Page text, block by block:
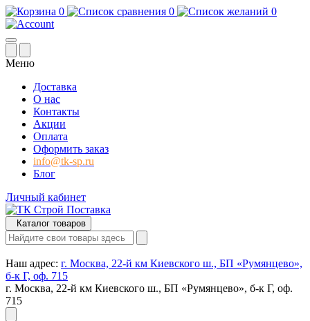
0 0 0
Меню
Доставка
О нас
Контакты
Акции
Оплата
Оформить заказ
info@tk-sp.ru
Блог
Личный кабинет
Каталог товаров
Наш адрес: г. Москва, 22-й км Киевского ш., БП «Румянцево»,
б-к Г, оф. 715
г. Москва, 22-й км Киевского ш., БП «Румянцево», б-к Г, оф.
715